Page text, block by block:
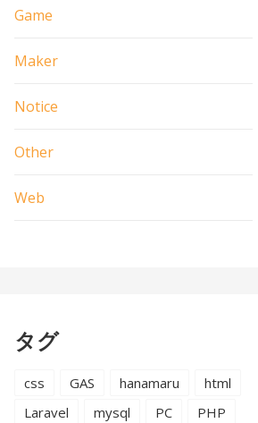
Game
Maker
Notice
Other
Web
タグ
css GAS hanamaru
html
Laravel
mysql PC
PHP